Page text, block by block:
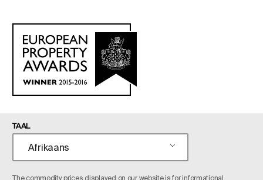
TAAL
Afrikaans
The commodity prices displayed on our website is for informational